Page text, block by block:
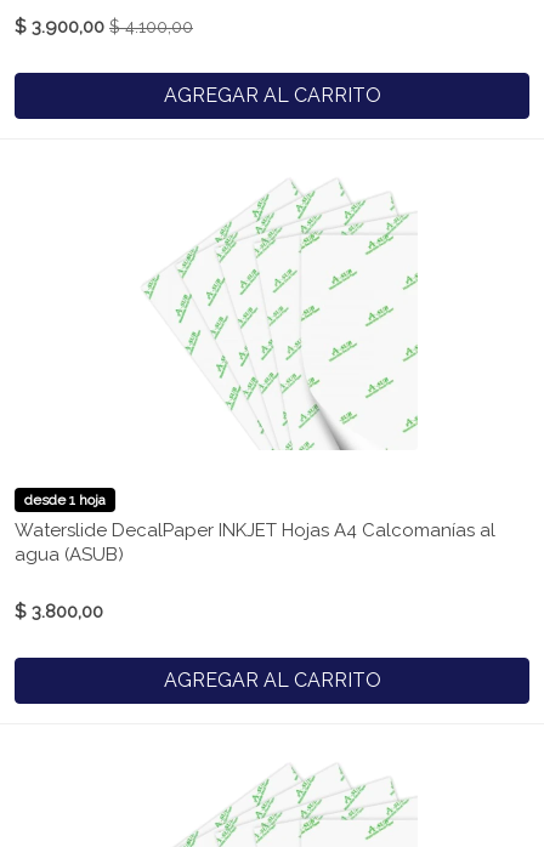
$ 3.900,00 $ 4.100,00
AGREGAR AL CARRITO
desde 1 hoja
Waterslide DecalPaper INKJET Hojas A4 Calcomanías al
agua (ASUB)
$ 3.800,00
AGREGAR AL CARRITO